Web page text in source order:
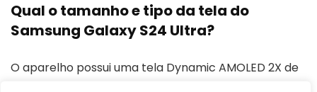
Qual o tamanho e tipo da tela do
Samsung Galaxy S24 Ultra?
O aparelho possui uma tela Dynamic AMOLED 2X de